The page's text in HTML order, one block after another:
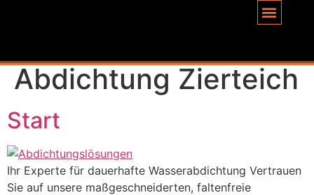
Abdichtung Zierteich
Start
Ihr Experte für dauerhafte Wasserabdichtung Vertrauen
Sie auf unsere maßgeschneiderten, faltenfreie